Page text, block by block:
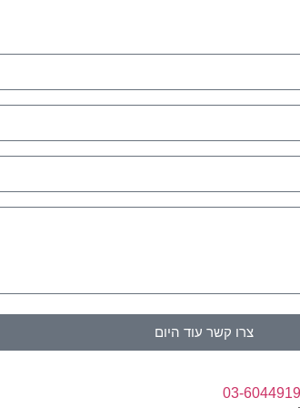
צרו קשר עוד היום